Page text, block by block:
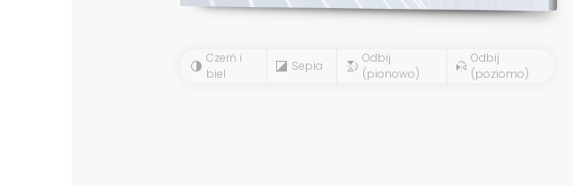
Czerń i
biel
Sepia
Odbij
(pionowo)
Odbij
(poziomo)